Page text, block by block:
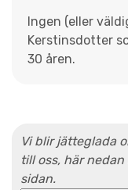
Ingen (eller
Kerstinsdotter
30 åren.
Vi blir jätteglada
till oss, här
sidan.